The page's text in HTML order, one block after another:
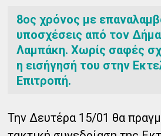
8ος χρόνος με
υποσχέσεις από τον
Λαμπάκη. Χωρίς σαφές
η εισήγησή του στην
Επιτροπή.
Την Δευτέρα 15/01 θα